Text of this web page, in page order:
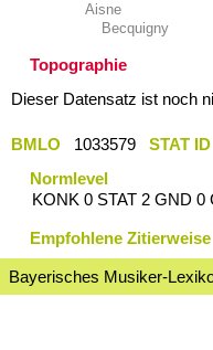
Aisne
Becquigny
Topographie
Dieser Datensatz ist noch
BMLO 1033579 STAT ID
Normlevel
KONK 0 STAT 2 GND
Empfohlene Zitierweise
Bayerisches Musiker-